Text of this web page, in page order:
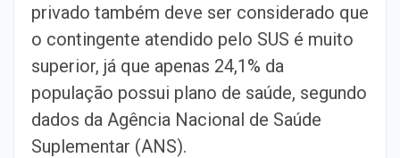
privado também deve ser considerado que
o contingente atendido pelo SUS é muito
superior, já que apenas 24,1% da
população possui plano de saúde, segundo
dados da Agência Nacional de Saúde
Suplementar (ANS).